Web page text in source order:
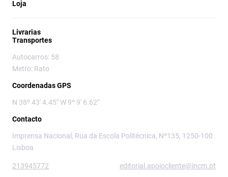
Loja
Livrarias
Transportes
Autocarros: 58
Metro: Rato
Coordenadas GPS
N 38º 43' 4.45" W 9º 9' 6.62"
Contacto
Imprensa Nacional, Rua da Escola Politécnica, Nº135, 1250-100
Lisboa
213945772 editorial.apoiocliente@incm.pt